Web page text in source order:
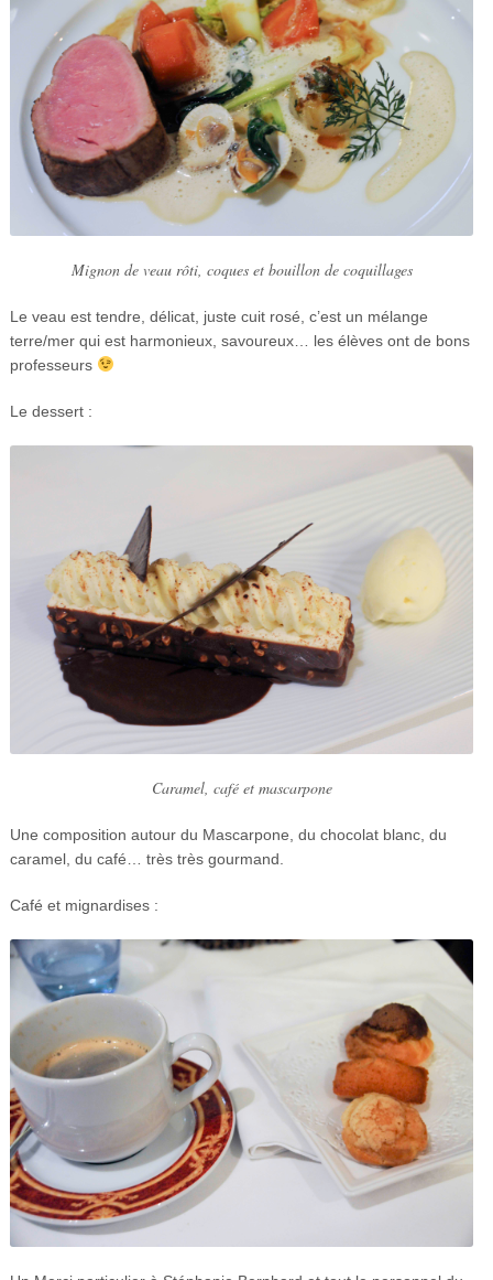
Mignon de veau rôti, coques et bouillon de coquillages
Le veau est tendre, délicat, juste cuit rosé, c’est un mélange
terre/mer qui est harmonieux, savoureux… les élèves ont de bons
professeurs
Le dessert :
Caramel, café et mascarpone
Une composition autour du Mascarpone, du chocolat blanc, du
caramel, du café… très très gourmand.
Café et mignardises :